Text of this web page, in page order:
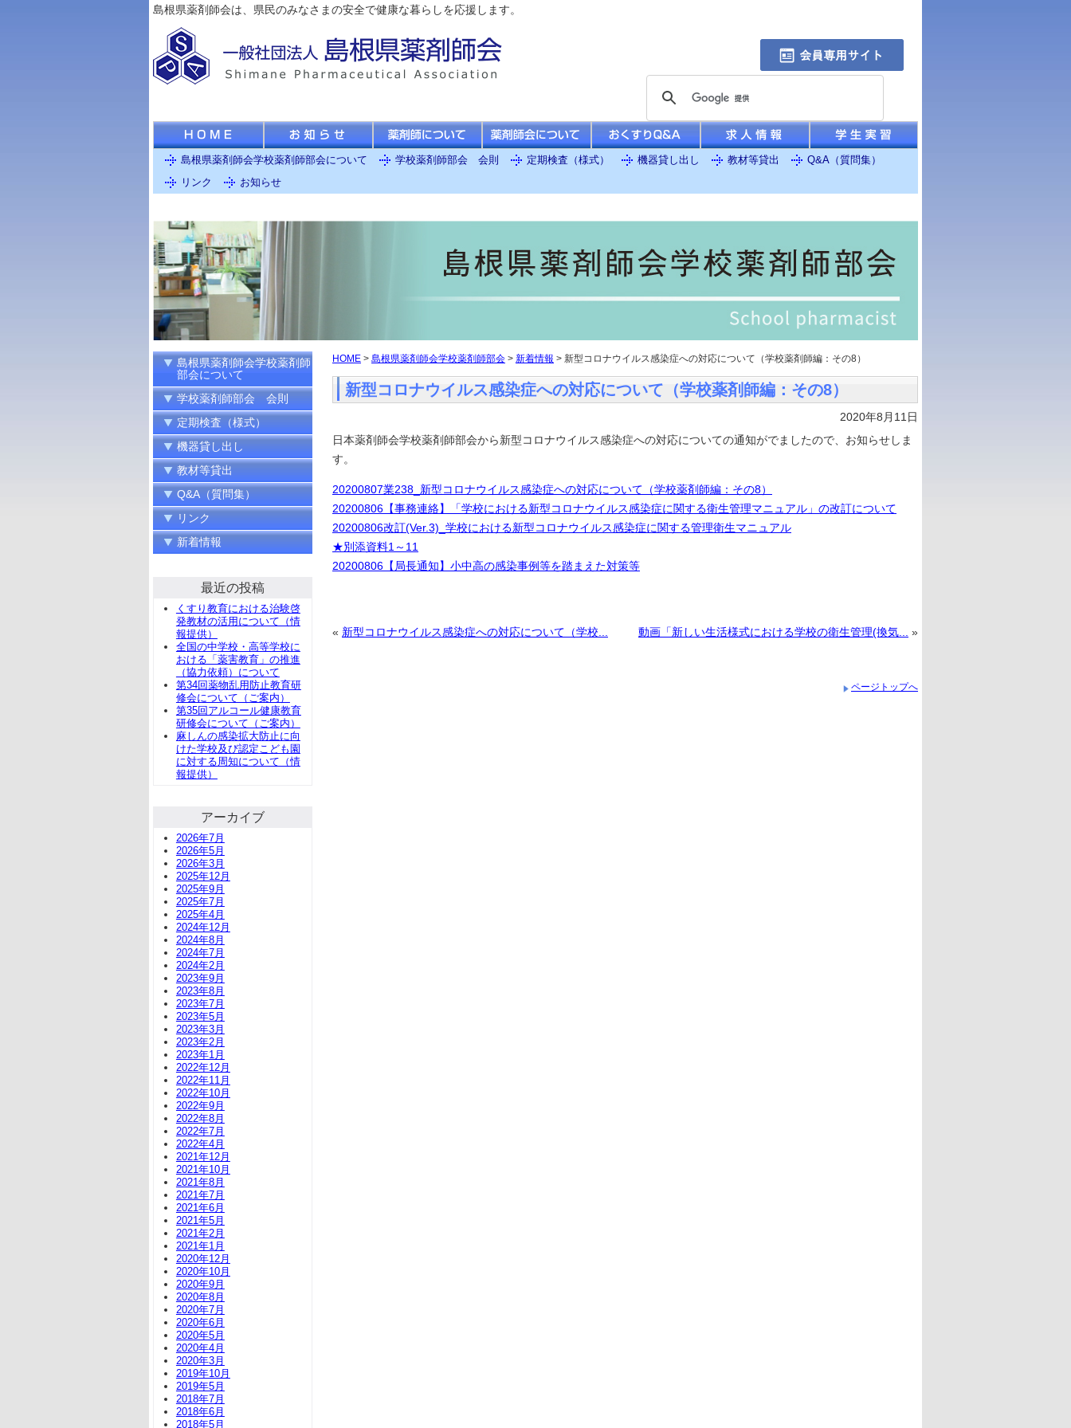
島根県薬剤師会は、県民のみなさまの安全で健康な暮らしを応援します。
島根県薬剤師会学校薬剤師部会について 学校薬剤師部会 会則 定期検査（様式） 機器貸し出し 教材等貸出
Q&A（質問集）
リンク
お知らせ
HOME > 島根県薬剤師会学校薬剤師部会 > 新着情報 > 新型コロナウイルス感染症への対応について（学校薬剤師編：その8）
新型コロナウイルス感染症への対応について（学校薬剤師編：その8）
2020年8月11日
日本薬剤師会学校薬剤師部会から新型コロナウイルス感染症への対応についての通知がでましたので、お知らせしま
す。
20200807業238_新型コロナウイルス感染症への対応について（学校薬剤師編：その8）
20200806【事務連絡】「学校における新型コロナウイルス感染症に関する衛生管理マニュアル」の改訂について
20200806改訂(Ver.3)_学校における新型コロナウイルス感染症に関する管理衛生マニュアル
★別添資料1～11
20200806【局長通知】小中高の感染事例等を踏まえた対策等
« 新型コロナウイルス感染症への対応について（学校... 動画「新しい生活様式における学校の衛生管理(換気... »
ページトップへ
島根県薬剤師会学校薬剤師
部会について
学校薬剤師部会 会則
定期検査（様式）
機器貸し出し
教材等貸出
Q&A（質問集）
リンク
新着情報
最近の投稿
くすり教育における治験啓
発教材の活用について（情
報提供）
全国の中学校・高等学校に
おける「薬害教育」の推進
（協力依頼）について
第34回薬物乱用防止教育研
修会について（ご案内）
第35回アルコール健康教育
研修会について（ご案内）
麻しんの感染拡大防止に向
けた学校及び認定こども園
に対する周知について（情
報提供）
アーカイブ
2026年7月
2026年5月
2026年3月
2025年12月
2025年9月
2025年7月
2025年4月
2024年12月
2024年8月
2024年7月
2024年2月
2023年9月
2023年8月
2023年7月
2023年5月
2023年3月
2023年2月
2023年1月
2022年12月
2022年11月
2022年10月
2022年9月
2022年8月
2022年7月
2022年4月
2021年12月
2021年10月
2021年8月
2021年7月
2021年6月
2021年5月
2021年2月
2021年1月
2020年12月
2020年10月
2020年9月
2020年8月
2020年7月
2020年6月
2020年5月
2020年4月
2020年3月
2019年10月
2019年5月
2018年7月
2018年6月
2018年5月